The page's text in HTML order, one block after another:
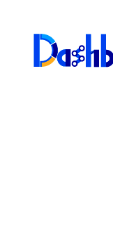
観光施設を掲
可能です